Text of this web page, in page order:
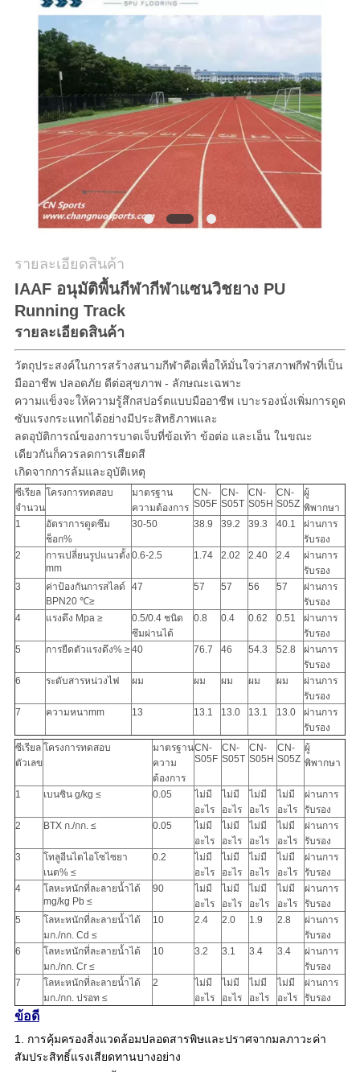
ราคา
แผนผัง
เว็บไซต์
PRIVACY
POLICY
รายละเอียดสินค้า
IAAF อนุมัติพื้นกีฬากีฬาแซนวิชยาง PU
Running Track
รายละเอียดสินค้า
วัตถุประสงค์ในการสร้างสนามกีฬาคือเพื่อให้มั่นใจว่าสภาพกีฬาที่เป็น
มืออาชีพ ปลอดภัย ดีต่อสุขภาพ - ลักษณะเฉพาะ
ความแข็งจะให้ความรู้สึกสปอร์ตแบบมืออาชีพ เบาะรองนั่งเพิ่มการดูด
ซับแรงกระแทกได้อย่างมีประสิทธิภาพและ
ลดอุบัติการณ์ของการบาดเจ็บที่ข้อเท้า ข้อต่อ และเอ็น ในขณะ
เดียวกันก็ควรลดการเสียดสี
เกิดจากการล้มและอุบัติเหตุ
ซีเรียล
จำนวน
โครงการทดสอบ
มาตรฐาน
ความต้องการ
CN-
S05F
CN-
S05T
CN-
S05H
CN-
S05Z
ผู้
พิพากษา
1
อัตราการดูดซึม
ช็อก%
30-50 38.9 39.2 39.3 40.1
ผ่านการ
รับรอง
2
การเปลี่ยนรูปแนวตั้ง
mm
0.6-2.5 1.74 2.02 2.40 2.4
ผ่านการ
รับรอง
3
ค่าป้องกันการสไลด์
BPN20 ℃≥
47 57 57 56 57
ผ่านการ
รับรอง
4
แรงดึง Mpa ≥
0.5/0.4 ชนิด
ซึมผ่านได้
0.8 0.4 0.62 0.51
ผ่านการ
รับรอง
5
การยืดตัวแรงดึง% ≥40 76.7 46 54.3 52.8
ผ่านการ
รับรอง
6
ระดับสารหน่วงไฟ ผม ผม ผม ผม ผม
ผ่านการ
รับรอง
7
ความหนาmm 13 13.1 13.0 13.1 13.0
ผ่านการ
รับรอง
ซีเรียล
ตัวเลข
โครงการทดสอบ
มาตรฐาน
ความ
ต้องการ
CN-
S05F
CN-
S05T
CN-
S05H
CN-
S05Z
ผู้
พิพากษา
1 เบนซิน g/kg ≤ 0.05
ไม่มี
อะไร
ไม่มี
อะไร
ไม่มี
อะไร
ไม่มี
อะไร
ผ่านการ
รับรอง
2
BTX ก./กก. ≤ 0.05
ไม่มี
อะไร
ไม่มี
อะไร
ไม่มี
อะไร
ไม่มี
อะไร
ผ่านการ
รับรอง
3
โทลูอีนไดไอโซไซยา
เนต% ≤
0.2
ไม่มี
อะไร
ไม่มี
อะไร
ไม่มี
อะไร
ไม่มี
อะไร
ผ่านการ
รับรอง
4
โลหะหนักที่ละลายน้ำได้
mg/kg Pb ≤
90
ไม่มี
อะไร
ไม่มี
อะไร
ไม่มี
อะไร
ไม่มี
อะไร
ผ่านการ
รับรอง
5
โลหะหนักที่ละลายน้ำได้
มก./กก. Cd ≤
10 2.4 2.0 1.9 2.8
ผ่านการ
รับรอง
6
โลหะหนักที่ละลายน้ำได้
มก./กก. Cr ≤
10 3.2 3.1 3.4 3.4
ผ่านการ
รับรอง
7
โลหะหนักที่ละลายน้ำได้
มก./กก. ปรอท ≤
2
ไม่มี
อะไร
ไม่มี
อะไร
ไม่มี
อะไร
ไม่มี
อะไร
ผ่านการ
รับรอง
ข้อดี
1. การคุ้มครองสิ่งแวดล้อมปลอดสารพิษและปราศจากมลภาวะค่า
สัมประสิทธิ์แรงเสียดทานบางอย่าง